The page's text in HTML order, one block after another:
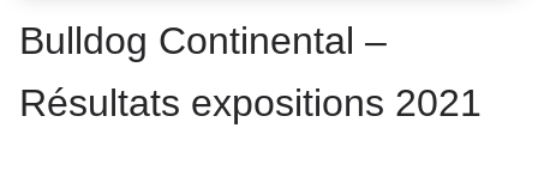
Bulldog Continental –
Résultats expositions 2021